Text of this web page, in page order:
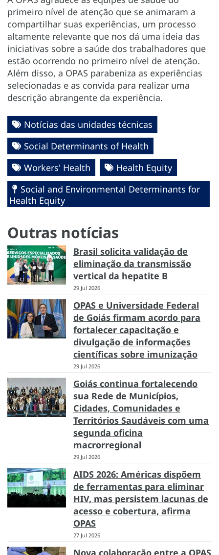
primeiro nível de atenção que se animaram a
compartilhar suas experiências, um processo
altamente relevante que nos dá uma ideia das
iniciativas sobre a saúde dos trabalhadores que
estão ocorrendo no primeiro nível de atenção.
Além disso, a OPAS parabeniza as experiências
selecionadas e as convida para realizar uma
descrição abrangente da experiência.
Notícias das unidades técnicas
Social Determinants of Health
Workers' Health
Health Equity
Social and Environmental Determinants for
Health Equity
Outras notícias
Brasil solicita validação de
eliminação da transmissão
vertical da hepatite B
29 Jul 2026
OPAS e Universidade Federal
de Goiás firmam acordo para
fortalecer capacitação e
divulgação de informações
científicas sobre imunização
29 Jul 2026
Goiás continua fortalecendo
sua Rede de Municípios,
Cidades, Comunidades e
Territórios Saudáveis com uma
segunda oficina
macrorregional
29 Jul 2026
AIDS 2026: Américas dispõem
de ferramentas para eliminar
HIV, mas persistem lacunas de
acesso e cobertura, afirma
OPAS
27 Jul 2026